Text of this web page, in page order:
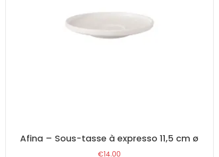
Afina – Sous-tasse à expresso 11,5 cm ø
€14.00